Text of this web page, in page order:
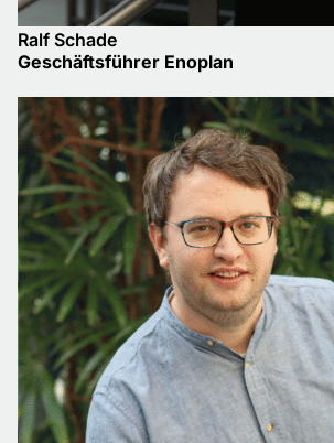
Ralf Schade
Geschäftsführer Enoplan